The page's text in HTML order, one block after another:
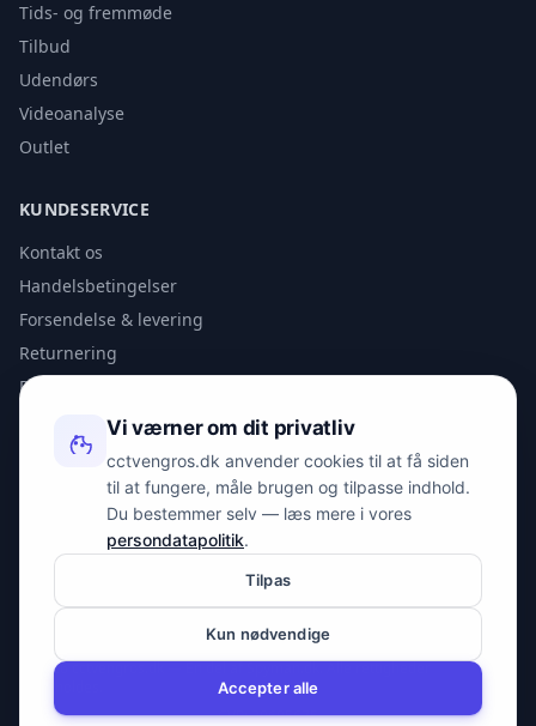
Tids- og fremmøde
Tilbud
Udendørs
Videoanalyse
Outlet
KUNDESERVICE
Kontakt os
Handelsbetingelser
Forsendelse & levering
Returnering
Privatlivspolitik
KONTAKT
info@spyman.dk
Peter Bangs Vej 153, 2000 Frederiksberg
© 2026 cctvengros.dk — En del af Spyman.dk. Alle rettigheder
CVR: 30605675
Vi værner om dit privatliv
cctvengros.dk anvender cookies til at få siden
til at fungere, måle brugen og tilpasse indhold.
Du bestemmer selv — læs mere i vores
persondatapolitik.
Tilpas
Kun nødvendige
Accepter alle